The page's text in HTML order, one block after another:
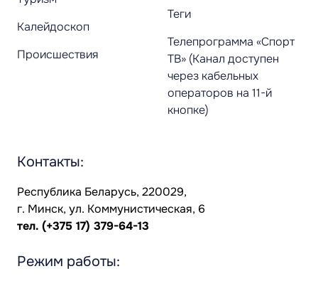
Калейдоскоп
Происшествия
Теги
Телепрограмма «Спорт
ТВ» (Канал доступен
через кабельных
операторов на 11-й
кнопке)
Контакты:
Республика Беларусь, 220029,
г. Минск, ул. Коммунистическая, 6
тел. (+375 17) 379-64-13
Режим работы: